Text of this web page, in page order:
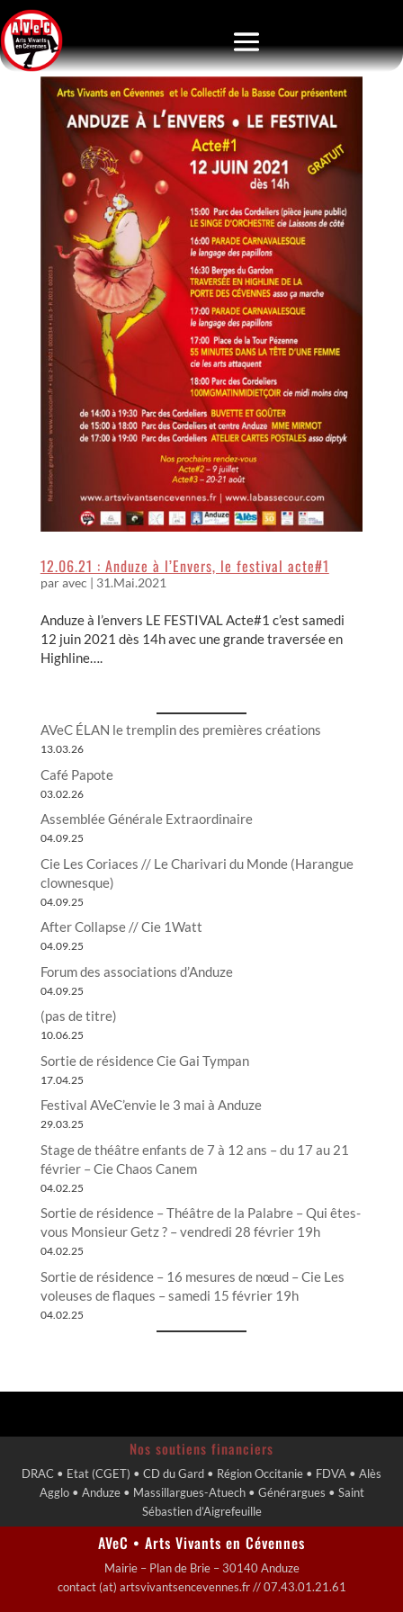
12.06.21 : Anduze à l’Envers, le festival acte#1
paravec | 31.Mai.2021
Anduze à l’envers LE FESTIVAL Acte#1 c’est samedi
12 juin 2021 dès 14h avec une grande traversée en
Highline….
AVeC ÉLAN le tremplin des premières créations
13.03.26
Café Papote
03.02.26
Assemblée Générale Extraordinaire
04.09.25
Cie Les Coriaces // Le Charivari du Monde (Harangue
clownesque)
04.09.25
After Collapse // Cie 1Watt
04.09.25
Forum des associations d’Anduze
04.09.25
(pas de titre)
10.06.25
Sortie de résidence Cie Gai Tympan
17.04.25
Festival AVeC’envie le 3 mai à Anduze
29.03.25
Stage de théâtre enfants de 7 à 12 ans – du 17 au 21
février – Cie Chaos Canem
04.02.25
Sortie de résidence – Théâtre de la Palabre – Qui êtes-
vous Monsieur Getz ? – vendredi 28 février 19h
04.02.25
Sortie de résidence – 16 mesures de nœud – Cie Les
voleuses de flaques – samedi 15 février 19h
04.02.25
Nos soutiens financiers
DRAC • Etat (CGET) • CD du Gard • Région Occitanie • FDVA • Alès
Agglo • Anduze • Massillargues-Atuech • Générargues • Saint
Sébastien d’Aigrefeuille
AVeC • Arts Vivants en Cévennes
Mairie – Plan de Brie – 30140 Anduze
contact (at) artsvivantsencevennes.fr // 07.43.01.21.61